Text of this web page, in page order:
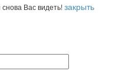
Вас видеть!закрыть